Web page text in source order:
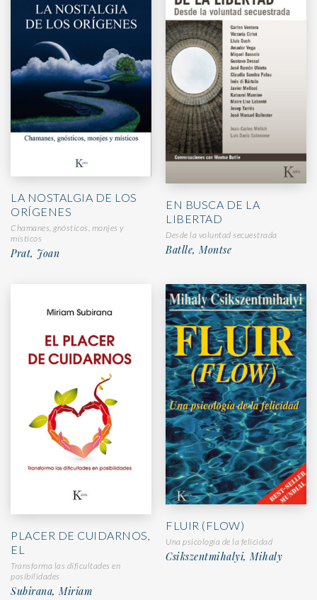
LA NOSTALGIA DE LOS
ORÍGENES
Chamanes, gnósticos, monjes y
místicos
Prat, Joan
EN BUSCA DE LA
LIBERTAD
Desde la voluntad secuestrada
Batlle, Montse
PLACER DE CUIDARNOS,
EL
Transforma las dificultades en
posibilidades
Subirana, Miriam
FLUIR (FLOW)
Una psicología de la felicidad
Csikszentmihalyi, Mihaly